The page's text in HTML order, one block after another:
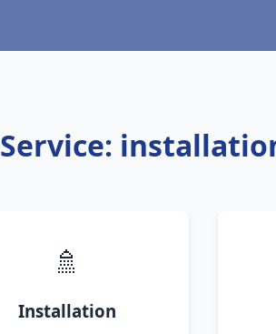
Service:
🚿
Installation